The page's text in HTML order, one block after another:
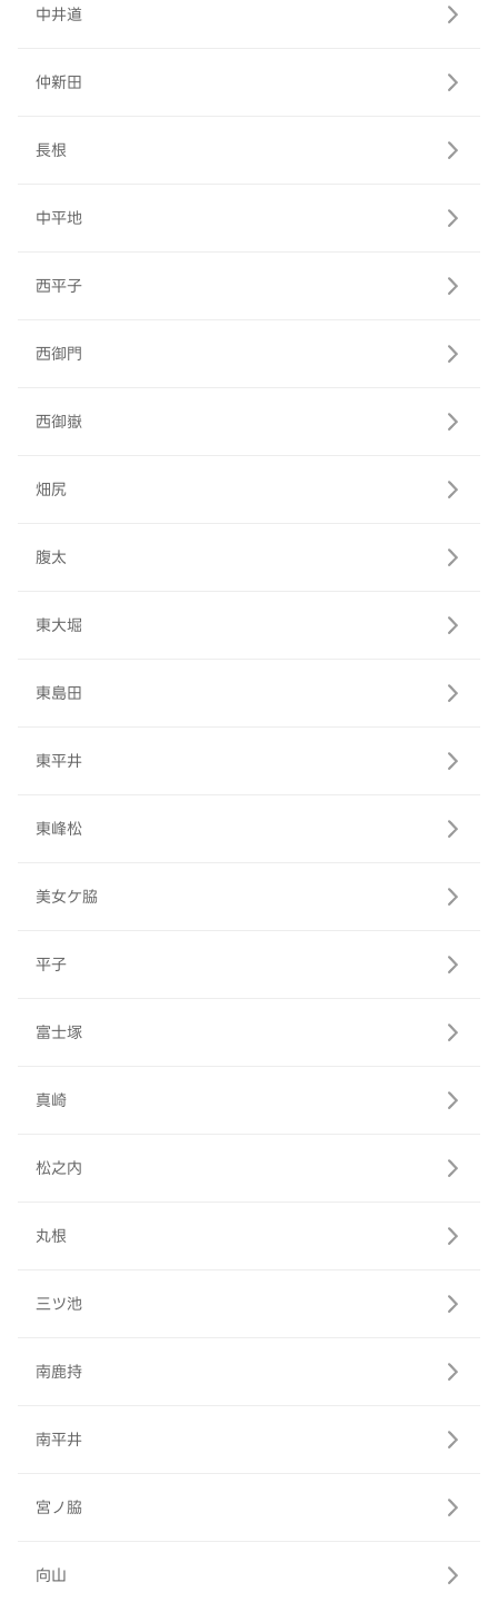
中井道
仲新田
長根
中平地
西平子
西御門
西御嶽
畑尻
腹太
東大堀
東島田
東平井
東峰松
美女ケ脇
平子
富士塚
真崎
松之内
丸根
三ツ池
南鹿持
南平井
宮ノ脇
向山